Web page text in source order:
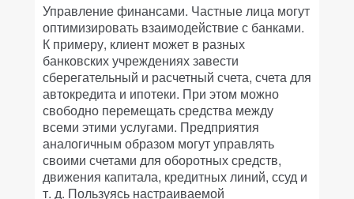
Управление финансами. Частные лица могут
оптимизировать взаимодействие с банками.
К примеру, клиент может в разных
банковских учреждениях завести
сберегательный и расчетный счета, счета для
автокредита и ипотеки. При этом можно
свободно перемещать средства между
всеми этими услугами. Предприятия
аналогичным образом могут управлять
своими счетами для оборотных средств,
движения капитала, кредитных линий, ссуд и
т. д. Пользуясь настраиваемой